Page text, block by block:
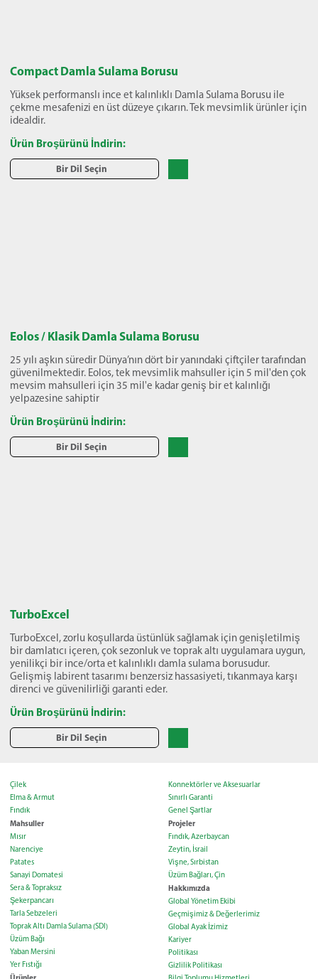
Compact Damla Sulama Borusu
Yüksek performanslı ince et kalınlıklı Damla Sulama Borusu ile
çekme mesafenizi en üst düzeye çıkarın. Tek mevsimlik ürünler için
idealdir.
Ürün Broşürünü İndirin:
Bir Dil Seçin
Eolos / Klasik Damla Sulama Borusu
25 yılı aşkın süredir Dünya’nın dört bir yanındaki çiftçiler tarafından
güvenilmektedir. Eolos, tek mevsimlik mahsuller için 5 mil'den çok
mevsim mahsulleri için 35 mil'e kadar geniş bir et kalınlığı
yelpazesine sahiptir
Ürün Broşürünü İndirin:
Bir Dil Seçin
TurboExcel
TurboExcel, zorlu koşullarda üstünlük sağlamak için genişletilmiş
bir damlatıcı içeren, çok sezonluk ve toprak altı uygulamara uygun,
yenilikçi bir ince/orta et kalınlıklı damla sulama borusudur.
Gelişmiş labirent tasarımı benzersiz hassasiyeti, tıkanmaya karşı
direnci ve güvenilirliği garanti eder.
Ürün Broşürünü İndirin:
Bir Dil Seçin
Çilek
Elma & Armut
Fındık
Mahsuller
Mısır
Narenciye
Patates
Sanayi Domatesi
Sera & Topraksız
Şekerpancarı
Tarla Sebzeleri
Toprak Altı Damla Sulama (SDI)
Üzüm Bağı
Yaban Mersini
Yer Fıstığı
Konnektörler ve Aksesuarlar
Sınırlı Garanti
Genel Şartlar
Projeler
Fındık, Azerbaycan
Zeytin, İsrail
Vişne, Sırbistan
Üzüm Bağları, Çin
Hakkımızda
Global Yönetim Ekibi
Geçmişimiz & Değerlerimiz
Global Ayak İzimiz
Kariyer
Politikası
Gizlilik Politikası